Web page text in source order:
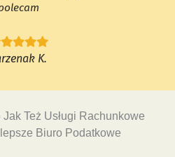
K.
Jak Też Usługi Rachunkowe
Biuro Podatkowe